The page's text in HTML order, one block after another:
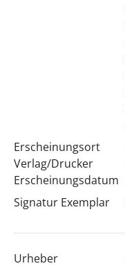
Erscheinungsort
Verlag/Drucker
Erscheinungsdatum
Signatur Exemplar
Urheber